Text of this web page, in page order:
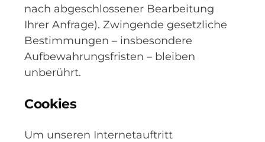
nach abgeschlossener Bearbeitung
Ihrer Anfrage). Zwingende gesetzliche
Bestimmungen – insbesondere
Aufbewahrungsfristen – bleiben
unberührt.
Cookies
Um unseren Internetauftritt